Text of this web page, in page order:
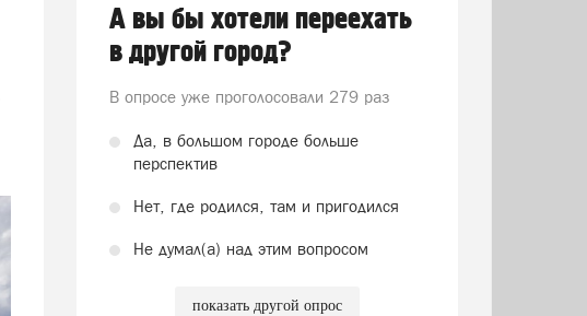
А вы бы хотели переехать
в другой город?
В опросе уже проголосовали 279 раз
Да, в большом городе больше
перспектив
Нет, где родился, там и пригодился
Не думал(а) над этим вопросом
показать другой опрос